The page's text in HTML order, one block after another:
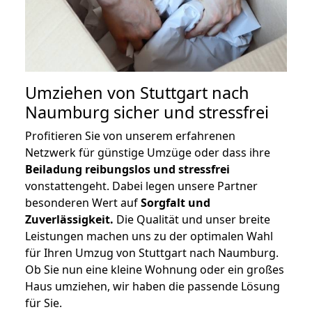
Umziehen von Stuttgart nach
Naumburg sicher und stressfrei
Profitieren Sie von unserem erfahrenen
Netzwerk für günstige Umzüge oder dass ihre
Beiladung reibungslos und stressfrei
vonstattengeht. Dabei legen unsere Partner
besonderen Wert aufSorgfalt und
Zuverlässigkeit. Die Qualität und unser breite
Leistungen machen uns zu der optimalen Wahl
für Ihren Umzug von Stuttgart nach Naumburg.
Ob Sie nun eine kleine Wohnung oder ein großes
Haus umziehen, wir haben die passende Lösung
für Sie.